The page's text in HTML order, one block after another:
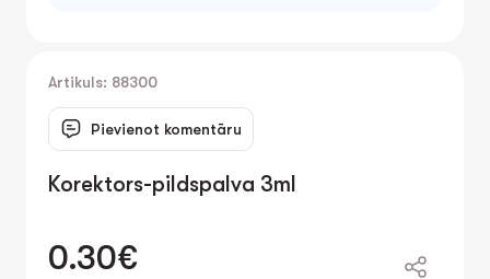
sliktu dūšu, vemšanu un caureju.
izgarojumi.H315 - Izraisa ādas
kairinājumu.H336 - Var izraisīt miegainību vai
ilgstošu iedarbību.P210 - Uzglabājiet drošā
attālumā no siltuma avotiem, karstām
avotiem.Nesmēķēt.P235 - Uzglabāt
Artikuls: 88300
Pievienot komentāru
Korektors-pildspalva 3ml
0.30€